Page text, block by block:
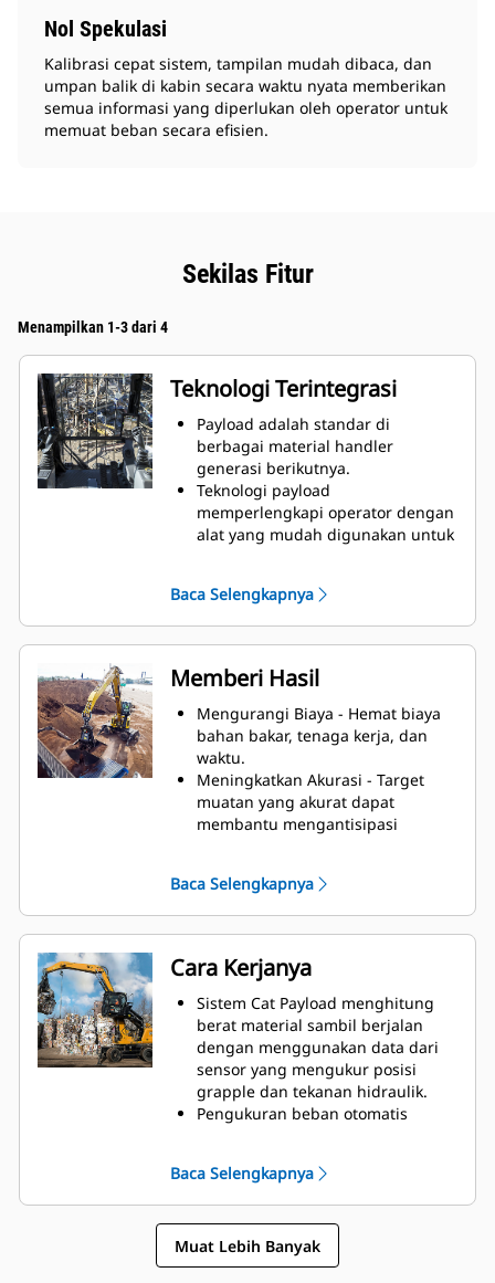
Nol Spekulasi
Kalibrasi cepat sistem, tampilan mudah dibaca, dan
umpan balik di kabin secara waktu nyata memberikan
semua informasi yang diperlukan oleh operator untuk
memuat beban secara efisien.
Sekilas Fitur
Menampilkan 1-3 dari 4
Teknologi Terintegrasi
Payload adalah standar di
berbagai material handler
generasi berikutnya.
Teknologi payload
memperlengkapi operator dengan
alat yang mudah digunakan untuk
menunjukkan bobot grapple dan
muatan truk saat melacak jumlah
beban dan perpindahan material.
Cat Payload berfungsi dengan
beragam attachment work tool,
termasuk bucket, orange peel
grapple, clamshell grapple,
grapple penghancurandan
penyortiran.
Baca Selengkapnya
Memberi Hasil
Mengurangi Biaya - Hemat biaya
bahan bakar, tenaga kerja, dan
waktu.
Meningkatkan Akurasi - Target
muatan yang akurat dapat
membantu mengantisipasi
Meningkatkan Efisiensi Operator -
Operator berpengalaman bekerja
dengan lebih akurat dibandingkan
sebelumnya, sedangkan operator
baru bisa bekerja lebih cepat.
Meningkatkan Keselamatan -
Cegah pemuatan truk secara
berlebih, yang membuat beban
menjadi lebih berat dan tidak
stabil, mengurangi kinerja
pengereman, serta menimbulkan
Baca Selengkapnya
Cara Kerjanya
Sistem Cat Payload menghitung
berat material sambil berjalan
dengan menggunakan data dari
sensor yang mengukur posisi
grapple dan tekanan hidraulik.
Pengukuran beban otomatis
kisaran timbang) dan berat
tertimbang dengan boom
terangkat (melalui kisaran bobot).
Mengurangi kelebihan material
dengan mudah di lintasan terakhir
Baca Selengkapnya
Muat Lebih Banyak